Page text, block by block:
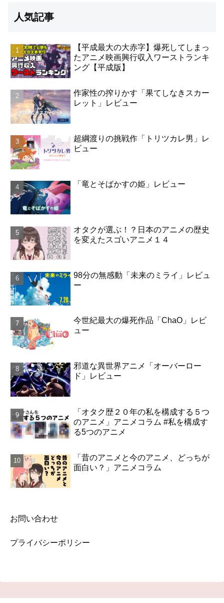
人気記事
【平成最大の大赤字】爆死してしまっ
たアニメ映画興行収入ワーストランキ
ング【平成版】
作家性の搾りかす「果てしなきスカー
レット」レビュー
超綱渡りの挑戦作「トリツカレ男」レ
ビュー
「竜とそばかすの姫」レビュー
オタクが選ぶ！？日本のアニメの歴史
を変えたスゴいアニメ１４
98分の無感動「未来のミライ」レビュ
ー
今世紀最大の爆死作品「ChaO」レビ
ュー
邪道な異世界アニメ「オーバーロー
ド」レビュー
「オタク歴２０年の私を構成する５つ
のアニメ」アニメコラム #私を構成す
る5つのアニメ
「昔のアニメと今のアニメ、どっちが
面白い？」アニメコラム
お問い合わせ
プライバシーポリシー